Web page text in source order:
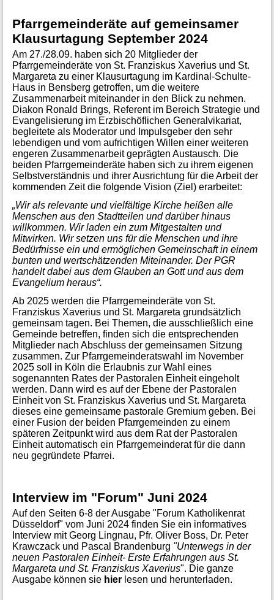
Pfarrgemeinderäte auf gemeinsamer
Klausurtagung September 2024
Am 27./28.09. haben sich 20 Mitglieder der
Pfarrgemeinderäte von St. Franziskus Xaverius und St.
Margareta zu einer Klausurtagung im Kardinal-Schulte-
Haus in Bensberg getroffen, um die weitere
Zusammenarbeit miteinander in den Blick zu nehmen.
Diakon Ronald Brings, Referent im Bereich Strategie und
Evangelisierung im Erzbischöflichen Generalvikariat,
begleitete als Moderator und Impulsgeber den sehr
lebendigen und vom aufrichtigen Willen einer weiteren
engeren Zusammenarbeit geprägten Austausch. Die
beiden Pfarrgemeinderäte haben sich zu ihrem eigenen
Selbstverständnis und ihrer Ausrichtung für die Arbeit der
kommenden Zeit die folgende Vision (Ziel) erarbeitet:
„Wir als relevante und vielfältige Kirche heißen alle
Menschen aus den Stadtteilen und darüber hinaus
willkommen. Wir laden ein zum Mitgestalten und
Mitwirken. Wir setzen uns für die Menschen und ihre
Bedürfnisse ein und ermöglichen Gemeinschaft in einem
bunten und wertschätzenden Miteinander. Der PGR
handelt dabei aus dem Glauben an Gott und aus dem
Evangelium heraus“.
Ab 2025 werden die Pfarrgemeinderäte von St.
Franziskus Xaverius und St. Margareta grundsätzlich
gemeinsam tagen. Bei Themen, die ausschließlich eine
Gemeinde betreffen, finden sich die entsprechenden
Mitglieder nach Abschluss der gemeinsamen Sitzung
zusammen. Zur Pfarrgemeinderatswahl im November
2025 soll in Köln die Erlaubnis zur Wahl eines
sogenannten Rates der Pastoralen Einheit eingeholt
werden. Dann wird es auf der Ebene der Pastoralen
Einheit von St. Franziskus Xaverius und St. Margareta
dieses eine gemeinsame pastorale Gremium geben. Bei
einer Fusion der beiden Pfarrgemeinden zu einem
späteren Zeitpunkt wird aus dem Rat der Pastoralen
Einheit automatisch ein Pfarrgemeinderat für die dann
neu gegründete Pfarrei.
Interview im "Forum" Juni 2024
Auf den Seiten 6-8 der Ausgabe "Forum Katholikenrat
Düsseldorf" vom Juni 2024 finden Sie ein informatives
Interview mit Georg Lingnau, Pfr. Oliver Boss, Dr. Peter
Krawczack und Pascal Brandenburg "Unterwegs in der
neuen Pastoralen Einheit- Erste Erfahrungen aus St.
Margareta und St. Franziskus Xaverius". Die ganze
Ausgabe können sie hierlesen und herunterladen.